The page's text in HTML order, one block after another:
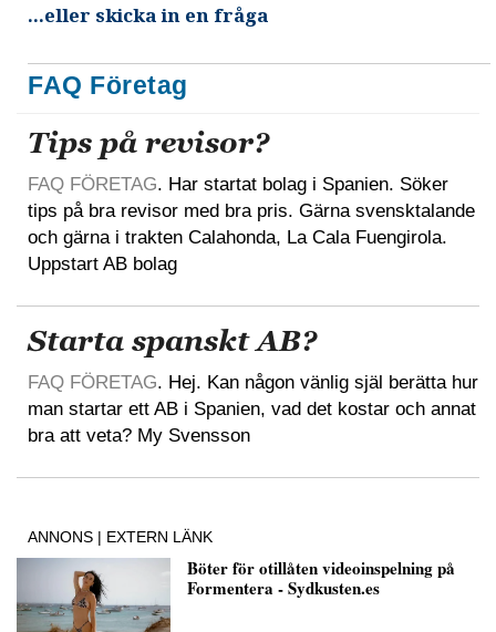
...eller skicka in en fråga
FAQ Företag
Tips på revisor?
FAQ FÖRETAG. Har startat bolag i Spanien. Söker
tips på bra revisor med bra pris. Gärna svensktalande
och gärna i trakten Calahonda, La Cala Fuengirola.
Uppstart AB bolag
Starta spanskt AB?
FAQ FÖRETAG. Hej. Kan någon vänlig själ berätta hur
man startar ett AB i Spanien, vad det kostar och annat
bra att veta? My Svensson